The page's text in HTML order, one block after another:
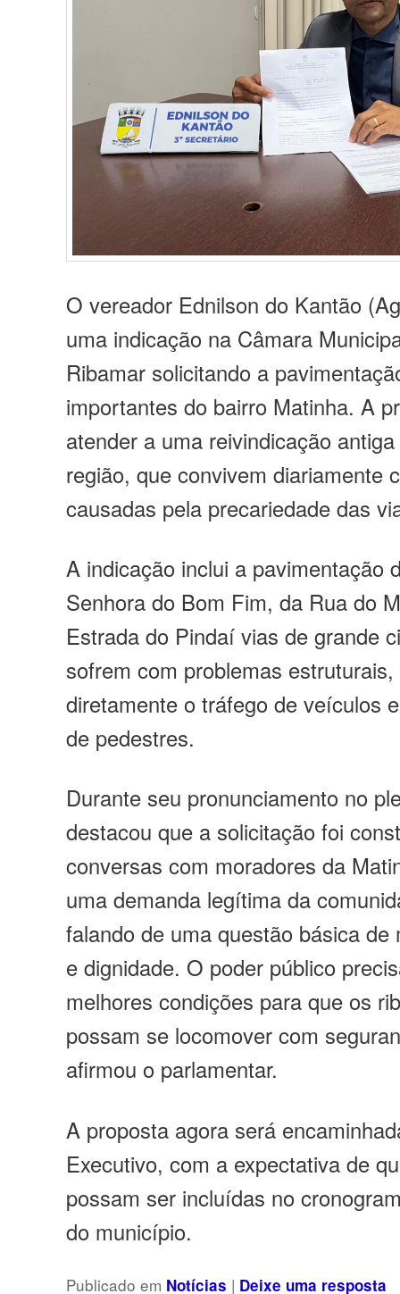
O vereador Ednilson do Kantão
uma indicação na Câmara
Ribamar solicitando a
importantes do bairro Matinha. A
atender a uma reivindicação
região, que convivem diariamente
causadas pela precariedade das
A indicação inclui a pavimentação
Senhora do Bom Fim, da Rua do
Estrada do Pindaí vias de grande
sofrem com problemas
diretamente o tráfego de veículos
de pedestres.
Durante seu pronunciamento no
destacou que a solicitação foi
conversas com moradores da
uma demanda legítima da
falando de uma questão básica de
e dignidade. O poder público
melhores condições para que os
possam se locomover com
afirmou o parlamentar.
A proposta agora será
Executivo, com a expectativa de
possam ser incluídas no
do município.
Publicado em Notícias | Deixe uma resposta